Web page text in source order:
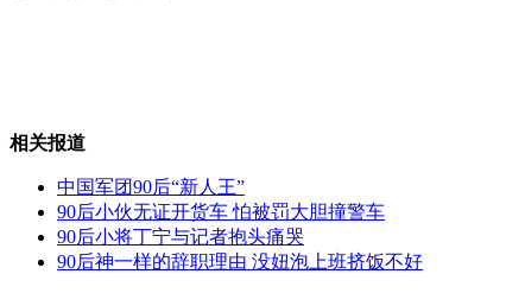
官员更改儿子"公考"成绩被查处
相关报道
中国军团90后“新人王”
90后小伙无证开货车 怕被罚大胆撞警车
90后小将丁宁与记者抱头痛哭
90后神一样的辞职理由 没妞泡上班挤饭不好